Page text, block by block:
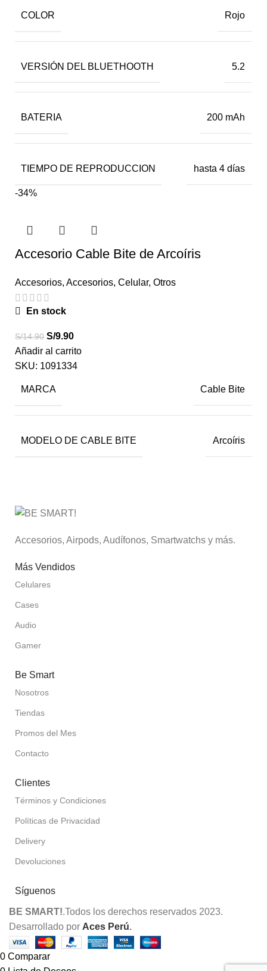
COLOR Rojo
VERSIÓN DEL BLUETHOOTH 5.2
BATERIA 200 mAh
TIEMPO DE REPRODUCCION hasta 4 días
-34%
Accesorio Cable Bite de Arcoíris
Accesorios, Accesorios, Celular, Otros
En stock
S/14.90 S/9.90
Añadir al carrito
SKU: 1091334
MARCA Cable Bite
MODELO DE CABLE BITE Arcoíris
Accesorios, Airpods, Audífonos, Smartwatchs y más.
Más Vendidos
Celulares
Cases
Audio
Gamer
Be Smart
Nosotros
Tiendas
Promos del Mes
Contacto
Clientes
Términos y Condiciones
Políticas de Privacidad
Delivery
Devoluciones
Síguenos
BE SMART!.Todos los derechos reservados 2023.
Desarrollado por Aces Perú.
0 Comparar